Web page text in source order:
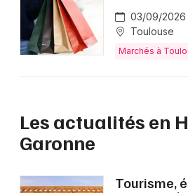
03/09/
Toulouse
Marchés à
Les actualités en
Garonne
Tourisme,